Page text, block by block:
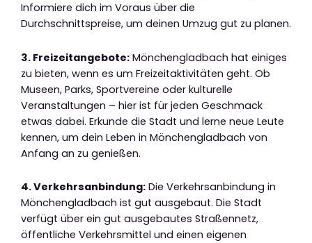
Informiere dich im Voraus über die
Durchschnittspreise, um deinen Umzug gut zu planen.
3. Freizeitangebote: Mönchengladbach hat einiges
zu bieten, wenn es um Freizeitaktivitäten geht. Ob
Museen, Parks, Sportvereine oder kulturelle
Veranstaltungen – hier ist für jeden Geschmack
etwas dabei. Erkunde die Stadt und lerne neue Leute
kennen, um dein Leben in Mönchengladbach von
Anfang an zu genießen.
4. Verkehrsanbindung: Die Verkehrsanbindung in
Mönchengladbach ist gut ausgebaut. Die Stadt
verfügt über ein gut ausgebautes Straßennetz,
öffentliche Verkehrsmittel und einen eigenen